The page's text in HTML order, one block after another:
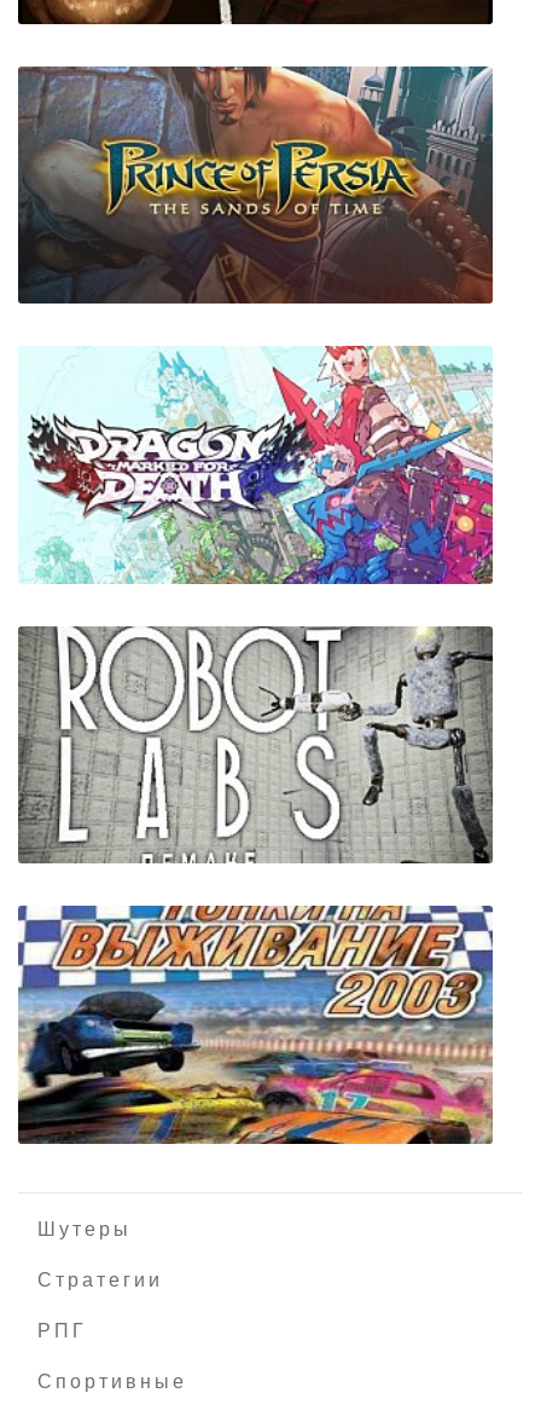
Now You See - A Hand Painted Horror
Adventure
Принц Персии: Пески времени
Dragon Marked For Death
Robot Labs: Remake
Шутеры
Стратегии
РПГ
Спортивные